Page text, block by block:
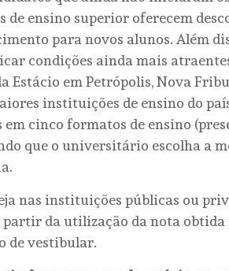
de ensino superior oferecem
para novos alunos. Além
condições ainda mais
Estácio em Petrópolis, Nova
instituições de ensino do
em cinco formatos de ensino
que o universitário escolha a
nas instituições públicas ou
da utilização da nota obtida
de vestibular.